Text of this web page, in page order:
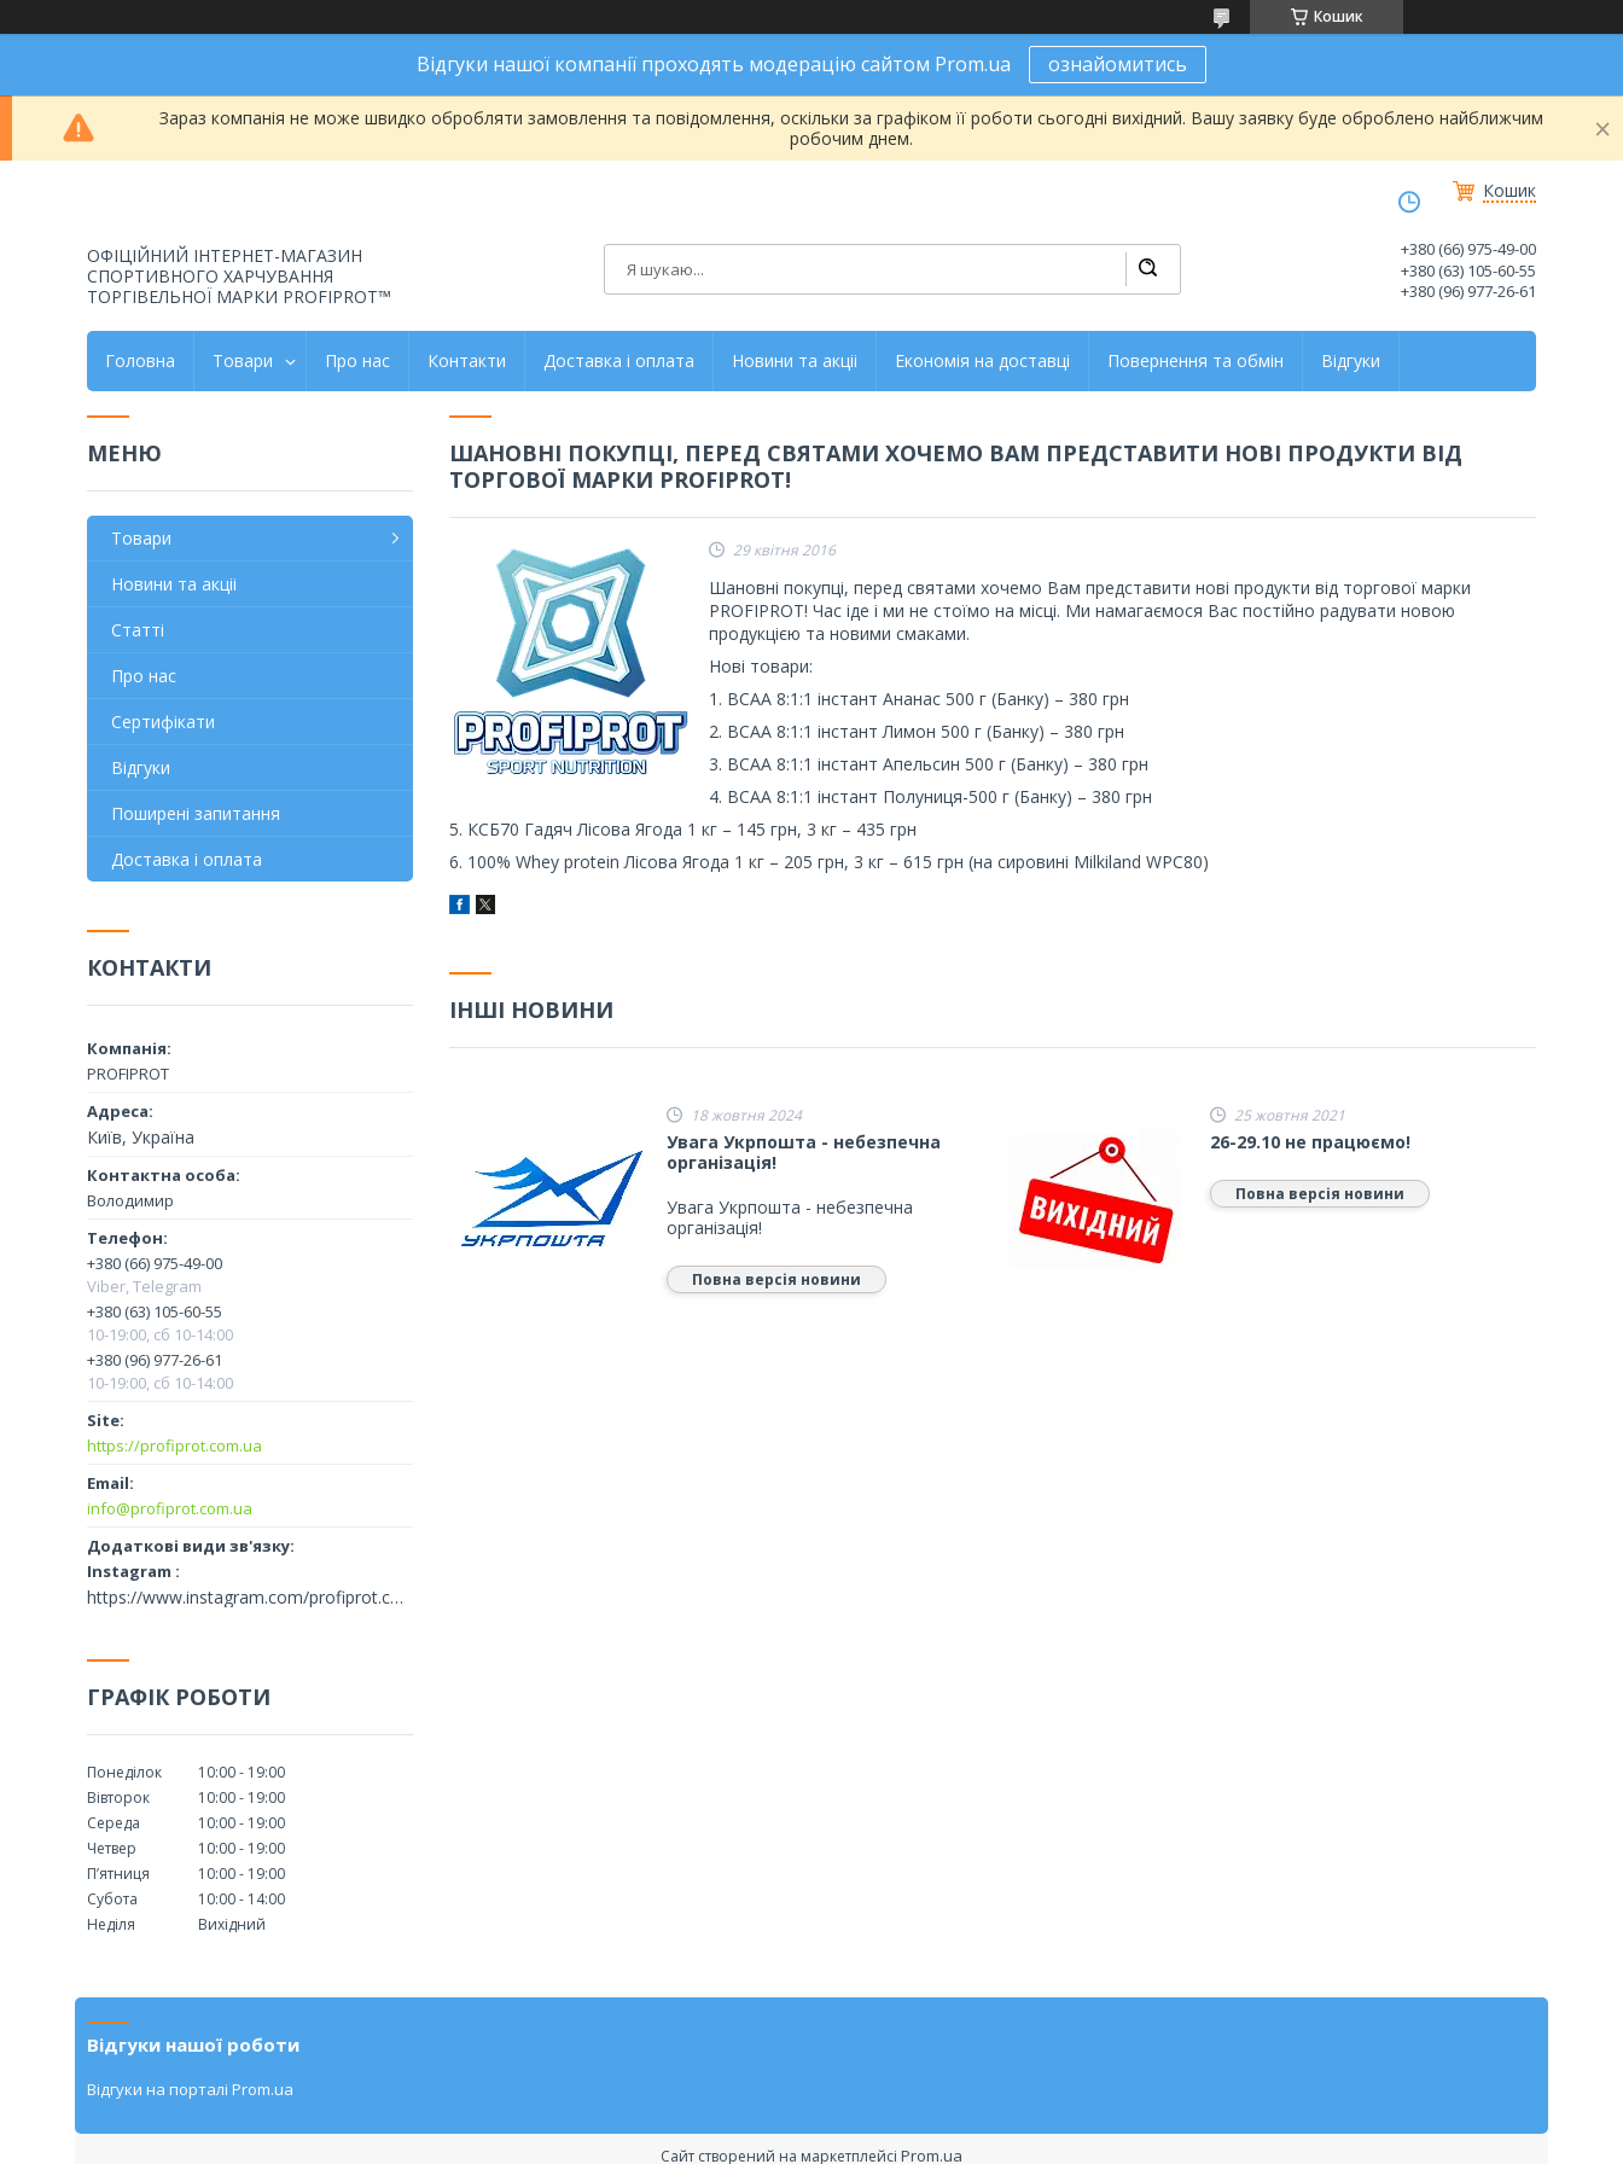
Кошик
Відгуки нашої компанії проходять модерацію сайтом Prom.ua ознайомитись
Зараз компанія не може швидко обробляти замовлення та повідомлення, оскільки за графіком її роботи сьогодні вихідний. Вашу заявку буде оброблено найближчим
робочим днем.
Кошик
ОФІЦІЙНИЙ ІНТЕРНЕТ-МАГАЗИН
СПОРТИВНОГО ХАРЧУВАННЯ
ТОРГІВЕЛЬНОЇ МАРКИ PROFIPROT™
+380 (66) 975-49-00
+380 (63) 105-60-55
+380 (96) 977-26-61
Головна Товари Про нас Контакти Доставка і оплата Новини та акціі Економія на доставці Повернення та обмін Відгуки
ШАНОВНІ ПОКУПЦІ, ПЕРЕД СВЯТАМИ ХОЧЕМО ВАМ ПРЕДСТАВИТИ НОВІ ПРОДУКТИ ВІД
ТОРГОВОЇ МАРКИ PROFIPROT!
29 квітня 2016
Шановні покупці, перед святами хочемо Вам представити нові продукти від торгової марки
PROFIPROT! Час іде і ми не стоїмо на місці. Ми намагаємося Вас постійно радувати новою
продукцією та новими смаками.
Нові товари:
1. ВСАА 8:1:1 інстант Ананас 500 г (Банку) – 380 грн
2. ВСАА 8:1:1 інстант Лимон 500 г (Банку) – 380 грн
3. ВСАА 8:1:1 інстант Апельсин 500 г (Банку) – 380 грн
4. ВСАА 8:1:1 інстант Полуниця-500 г (Банку) – 380 грн
5. КСБ70 Гадяч Лісова Ягода 1 кг – 145 грн, 3 кг – 435 грн
6. 100% Whey protein Лісова Ягода 1 кг – 205 грн, 3 кг – 615 грн (на сировині Milkiland WPC80)
ІНШІ НОВИНИ
18 жовтня 2024
Увага Укрпошта - небезпечна
організація!
Увага Укрпошта - небезпечна
організація!
Повна версія новини
25 жовтня 2021
26-29.10 не працюємо!
Повна версія новини
Товари
Новини та акціі
Статті
Про нас
Сертифікати
Відгуки
Поширені запитання
Доставка і оплата
КОНТАКТИ
PROFIPROT
Київ, Україна
Володимир
+380 (66) 975-49-00
Viber, Telegram
+380 (63) 105-60-55
10-19:00, сб 10-14:00
+380 (96) 977-26-61
10-19:00, сб 10-14:00
https://profiprot.com.ua
info@profiprot.com.ua
Instagram
https://www.instagram.com/profiprot.com.ua/
ГРАФІК РОБОТИ
Понеділок 10:00
19:00
Вівторок
10:00
19:00
Середа
10:00
19:00
Четвер
10:00
19:00
Пʼятниця
10:00
19:00
Субота
10:00
14:00
Неділя
Вихідний
Відгуки нашої роботи
Відгуки на порталі Prom.ua
Сайт створений на маркетплейсі Prom.ua